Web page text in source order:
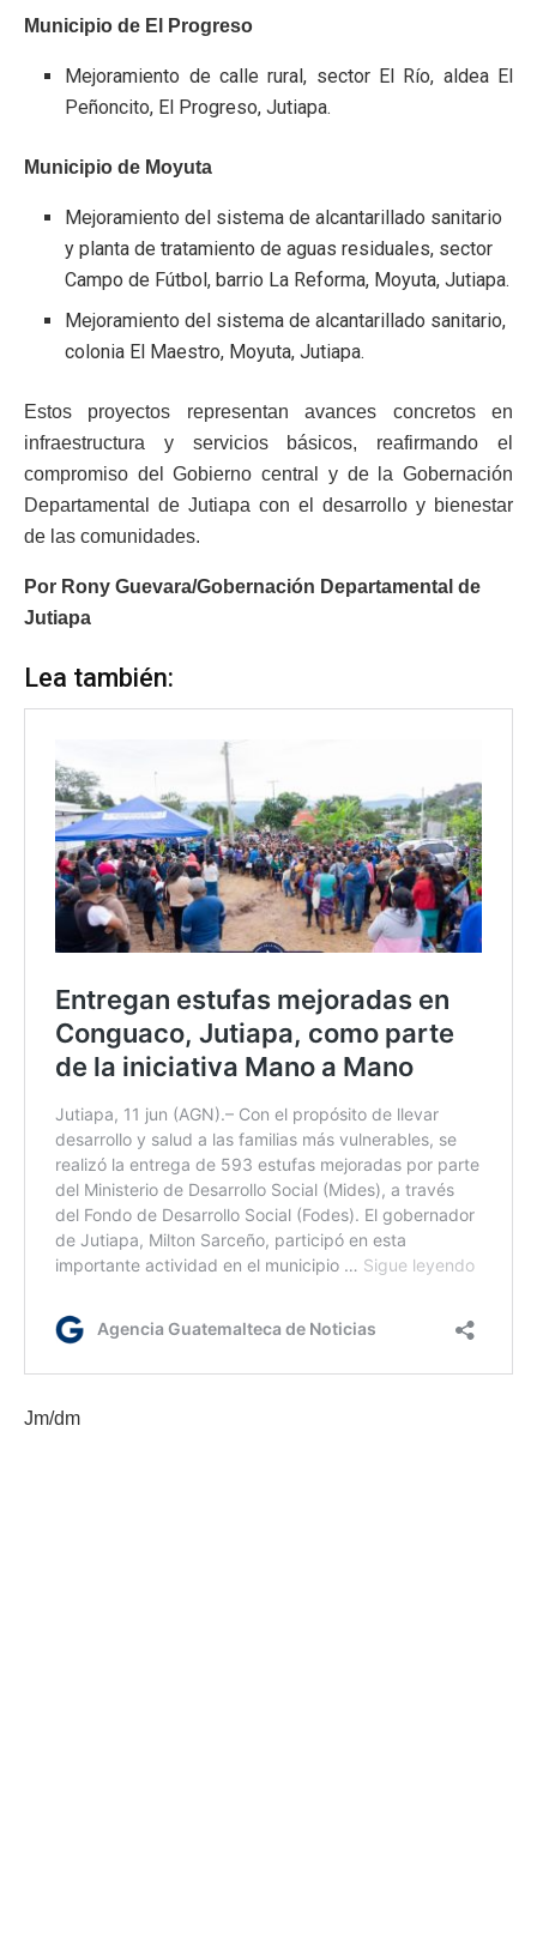
Municipio de El Progreso
Mejoramiento de calle rural, sector El Río, aldea El
Peñoncito, El Progreso, Jutiapa.
Municipio de Moyuta
Mejoramiento del sistema de alcantarillado sanitario
y planta de tratamiento de aguas residuales, sector
Campo de Fútbol, barrio La Reforma, Moyuta, Jutiapa.
Mejoramiento del sistema de alcantarillado sanitario,
colonia El Maestro, Moyuta, Jutiapa.
Estos proyectos representan avances concretos en
infraestructura y servicios básicos, reafirmando el
compromiso del Gobierno central y de la Gobernación
Departamental de Jutiapa con el desarrollo y bienestar
de las comunidades.
Por Rony Guevara/Gobernación Departamental de
Jutiapa
Lea también:
Jm/dm